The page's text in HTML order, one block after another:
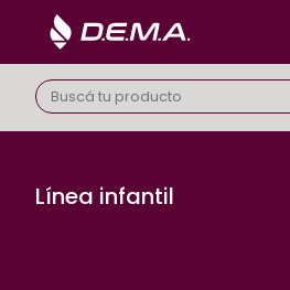
Línea infantil